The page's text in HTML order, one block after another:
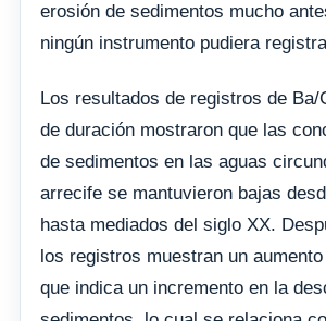
erosión de sedimentos mucho
ningún instrumento pudiera
Los resultados de registros de Ba/
de duración mostraron que las
de sedimentos en las aguas
arrecife se mantuvieron bajas
hasta mediados del siglo XX.
los registros muestran un
que indica un incremento en la